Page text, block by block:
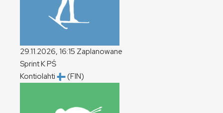
29.11.2026, 16:15 Zaplanowane
SprintKPŚ
Kontiolahti
(FIN)